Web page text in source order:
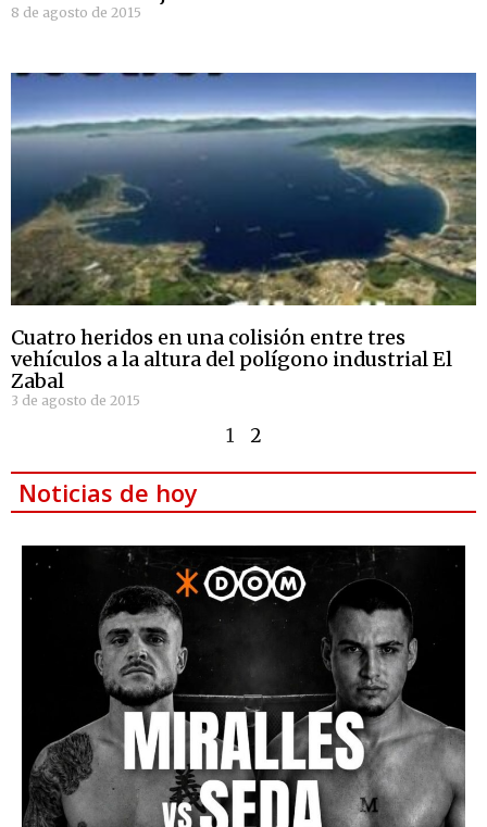
8 de agosto de 2015
Cuatro heridos en una colisión entre tres
vehículos a la altura del polígono industrial El
Zabal
3 de agosto de 2015
1 2
Noticias de hoy